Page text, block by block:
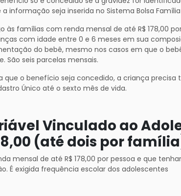
a informação seja inserida no Sistema Bolsa
às famílias com renda mensal de até R$ 178,00
com idade entre 0 e 6 meses em sua
do bebê, mesmo nos casos em que o
São seis parcelas mensais.
que o benefício seja concedido, a criança precisa
Único até o sexto mês de vida.
Vinculado ao
(até dois por
mensal de até R$ 178,00 por pessoa e que
É exigida frequência escolar dos adolescentes